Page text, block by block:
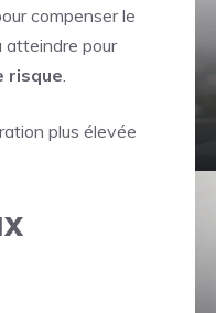
compenser le
atteindre pour
risque.
plus élevée